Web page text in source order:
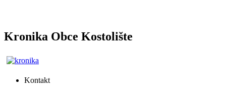
Kronika Obce Kostolište
Kontakt